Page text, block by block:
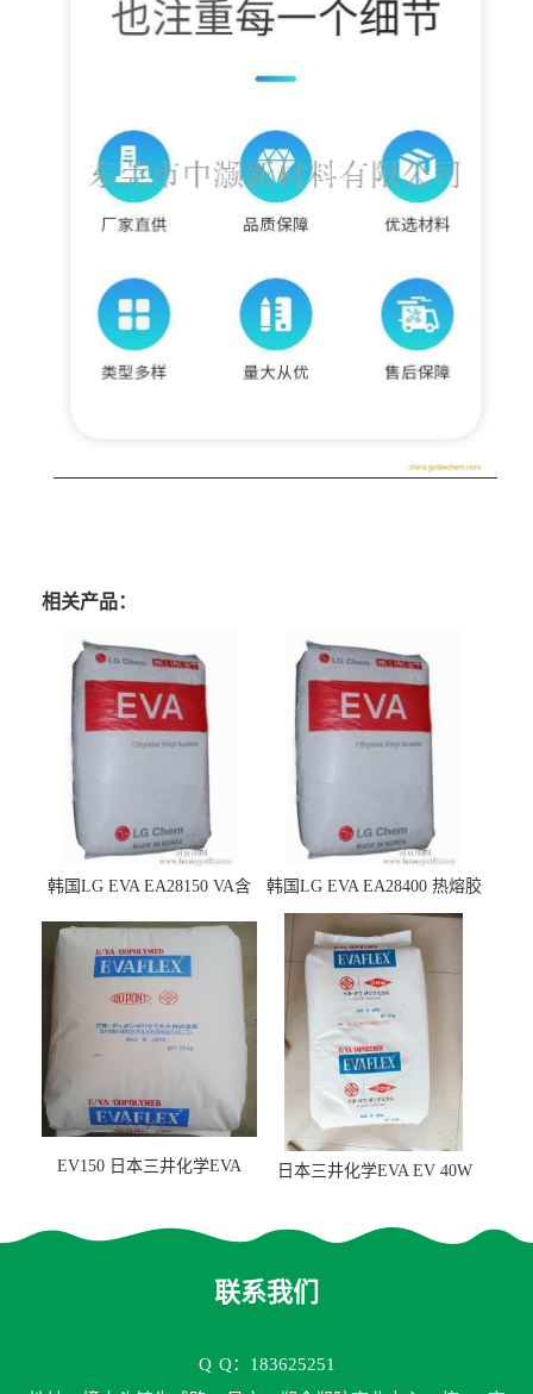
相关产品：
韩国LG EVA EA28150 VA含
韩国LG EVA EA28400 热熔胶
级 VA含量28 熔指400
EV150 日本三井化学EVA
日本三井化学EVA EV 40W
联系我们
Q Q：183625251